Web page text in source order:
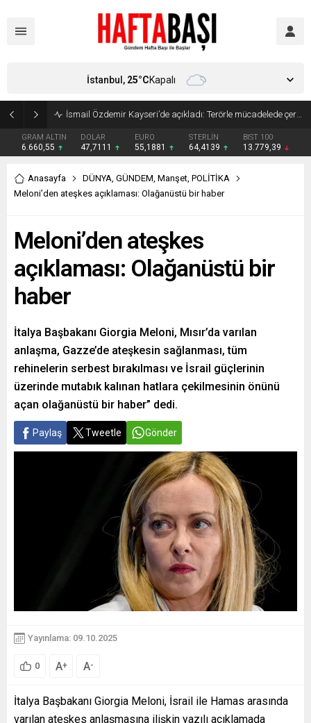
Süleyman Soylu ‘çok korktum’ deyip ilk kez açıkladı: En büyük tehdit dışarısıdır!
GRAM ALTIN
6.660,55
DOLAR
47,7111
EURO
55,1881
STERLİN
64,4139
BIST 100
13.779,39
İstanbul, 25°CKapalı
Anasayfa DÜNYA, GÜNDEM, Manşet, POLİTİKA
Meloni’den ateşkes açıklaması: Olağanüstü bir haber
Meloni’den ateşkes
açıklaması: Olağanüstü bir
haber
İtalya Başbakanı Giorgia Meloni, Mısır’da varılan
anlaşma, Gazze’de ateşkesin sağlanması, tüm
rehinelerin serbest bırakılması ve İsrail güçlerinin
üzerinde mutabık kalınan hatlara çekilmesinin önünü
açan olağanüstü bir haber” dedi.
Paylaş Tweetle Gönder
Yayınlama: 09.10.2025
0 A+ A-
İtalya Başbakanı Giorgia Meloni, İsrail ile Hamas arasında
varılan ateşkes anlaşmasına ilişkin yazılı açıklamada